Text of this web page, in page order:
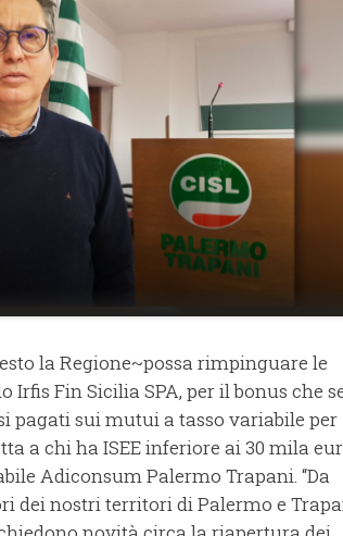
la Regione~possa rimpinguare le
Irfis Fin Sicilia SPA, per il bonus che
pagati sui mutui a tasso variabile per
a chi ha ISEE inferiore ai 30 mila
Adiconsum Palermo Trapani. “Da
dei nostri territori di Palermo e